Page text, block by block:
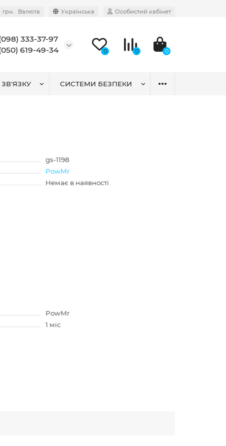
грн. Валюта Українська Особистий кабінет
333-37-97
619-49-34
0 0 0
СИСТЕМИ БЕЗПЕКИ
gs-1198
PowMr
Немає в наявності
PowMr
1 міс